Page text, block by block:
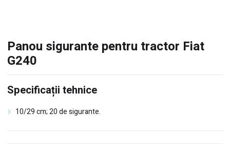
Panou sigurante pentru tractor Fiat
G240
Specificații tehnice
10/29 cm; 20 de sigurante.